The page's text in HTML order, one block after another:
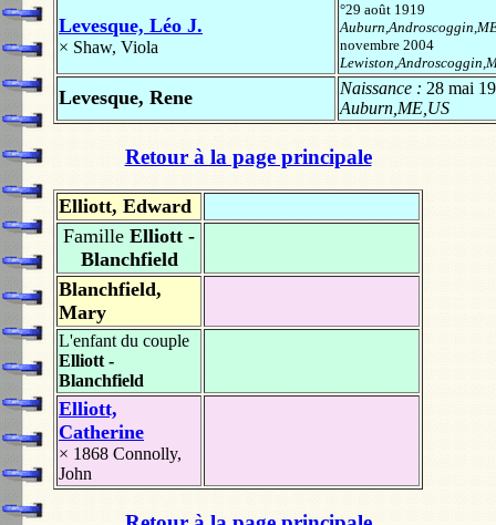
Levesque, Léo J.
× Shaw, Viola
°29 août 1919
novembre 2004
Levesque, Rene Naissance : 28 mai
Auburn,ME,US
Retour à la page principale
Elliott, Edward
Famille Elliott -
Blanchfield
Blanchfield,
Mary
L'enfant du couple
Elliott -
Blanchfield
Elliott,
Catherine
× 1868 Connolly,
John